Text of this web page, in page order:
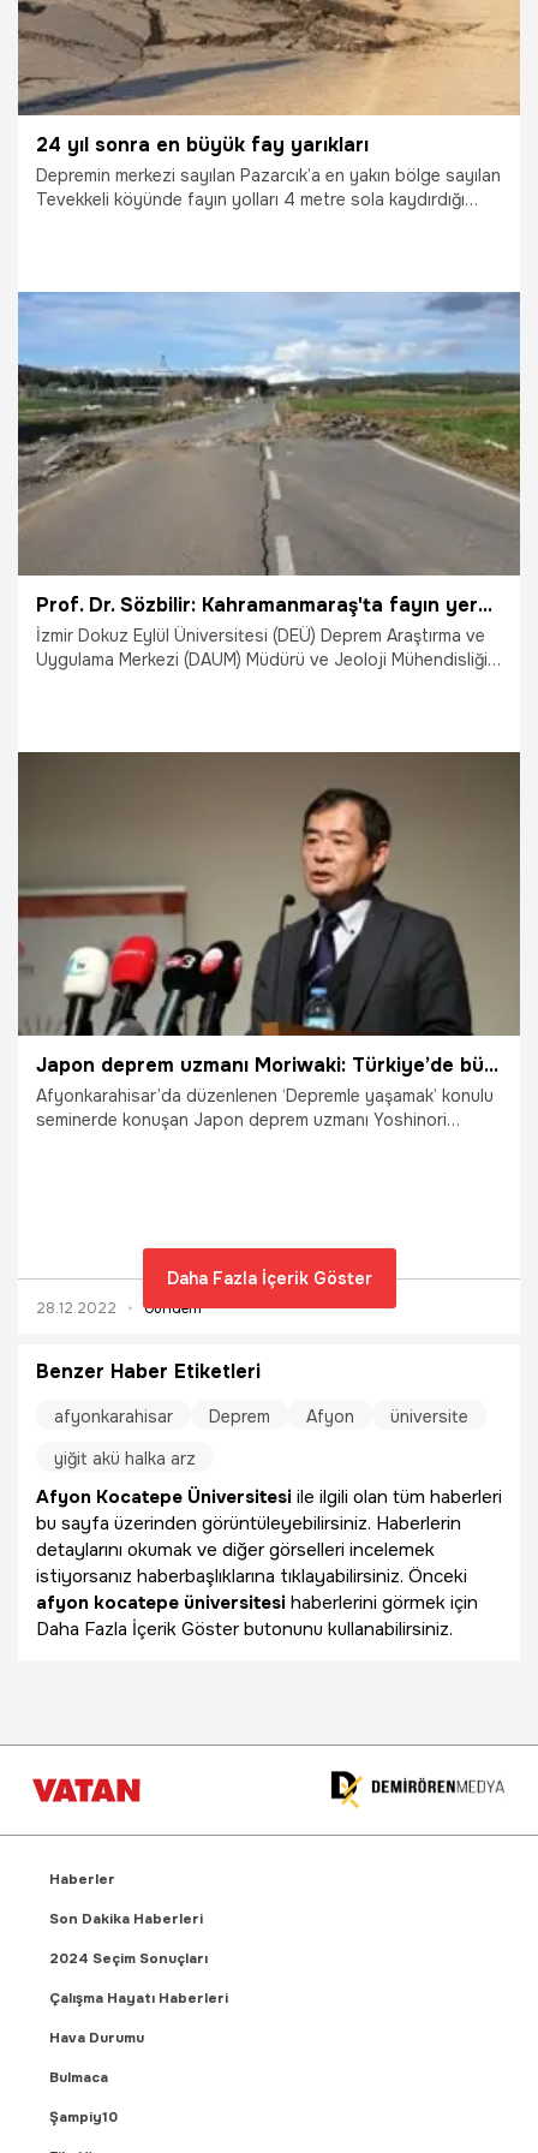
24 yıl sonra en büyük fay yarıkları
Depremin merkezi sayılan Pazarcık’a en yakın bölge sayılan
Tevekkeli köyünde fayın yolları 4 metre sola kaydırdığı
10.02.2023 Gündem
Prof. Dr. Sözbilir: Kahramanmaraş'ta fayın yeryüzünü kestiği yer tespit edildi
İzmir Dokuz Eylül Üniversitesi (DEÜ) Deprem Araştırma ve
Uygulama Merkezi (DAUM) Müdürü ve Jeoloji Mühendisliği
Türkoğlu hattı boyunca kırıldığını söyleyebiliriz. Bu zon
Japon deprem uzmanı Moriwaki: Türkiye’de büyük bir deprem bekleniyor
Afyonkarahisar’da düzenlenen ‘Depremle yaşamak’ konulu
seminerde konuşan Japon deprem uzmanı Yoshinori
28.12.2022 Gündem
Daha Fazla İçerik Göster
Benzer Haber Etiketleri
afyonkarahisar Deprem Afyon
üniversite
yiğit akü halka arz
Afyon Kocatepe Üniversitesi ile ilgili olan tüm haberleri
bu sayfa üzerinden görüntüleyebilirsiniz. Haberlerin
detaylarını okumak ve diğer görselleri incelemek
istiyorsanız haberbaşlıklarına tıklayabilirsiniz. Önceki
afyon kocatepe üniversitesi haberlerini görmek için
Daha Fazla İçerik Göster butonunu kullanabilirsiniz.
Haberler
Son Dakika Haberleri
2024 Seçim Sonuçları
Çalışma Hayatı Haberleri
Hava Durumu
Bulmaca
Şampiy10